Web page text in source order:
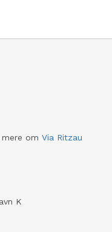
om Via Ritzau
K